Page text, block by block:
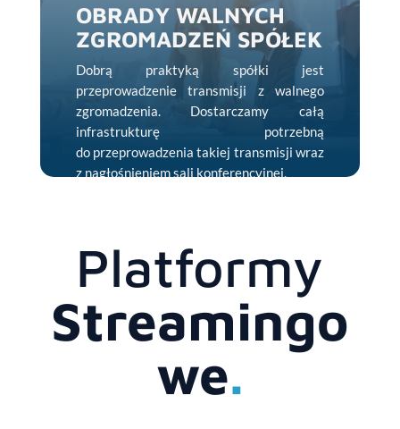
OBRADY WALNYCH
ZGROMADZEŃ SPÓŁEK
Dobrą praktyką spółki jest
przeprowadzenie transmisji z walnego
zgromadzenia. Dostarczamy całą
infrastrukturę potrzebną
do przeprowadzenia takiej transmisji wraz
z nagłośnieniem sali konferencyjnej.
Platformy
Streamingo
we.